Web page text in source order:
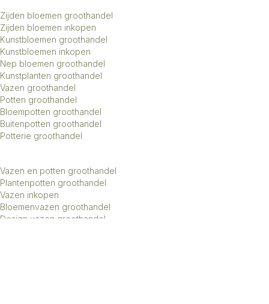
Zijden bloemen groothandel
Zijden bloemen inkopen
Kunstbloemen groothandel
Kunstbloemen inkopen
Nep bloemen groothandel
Kunstplanten groothandel
Vazen groothandel
Potten groothandel
Bloempotten groothandel
Buitenpotten groothandel
Potterie groothandel
Vazen en potten groothandel
Plantenpotten groothandel
Vazen inkopen
Bloemenvazen groothandel
Design vazen groothandel